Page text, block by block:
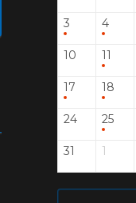
3 4
10 11
17 18
24 25
31 1